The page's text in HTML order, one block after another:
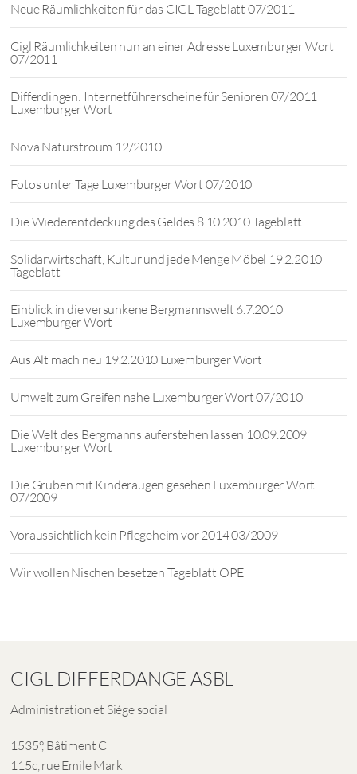
Neue Räumlichkeiten für das CIGL Tageblatt 07/2011
Cigl Räumlichkeiten nun an einer Adresse Luxemburger Wort
07/2011
Differdingen: Internetführerscheine für Senioren 07/2011
Luxemburger Wort
Nova Naturstroum 12/2010
Fotos unter Tage Luxemburger Wort 07/2010
Die Wiederentdeckung des Geldes 8.10.2010 Tageblatt
Solidarwirtschaft, Kultur und jede Menge Möbel 19.2.2010
Tageblatt
Einblick in die versunkene Bergmannswelt 6.7.2010
Luxemburger Wort
Aus Alt mach neu 19.2.2010 Luxemburger Wort
Umwelt zum Greifen nahe Luxemburger Wort 07/2010
Die Welt des Bergmanns auferstehen lassen 10.09.2009
Luxemburger Wort
Die Gruben mit Kinderaugen gesehen Luxemburger Wort
07/2009
Voraussichtlich kein Pflegeheim vor 2014 03/2009
Wir wollen Nischen besetzen Tageblatt OPE
CIGL DIFFERDANGE ASBL
Administration et Siége social
1535°, Bâtiment C
115c, rue Emile Mark